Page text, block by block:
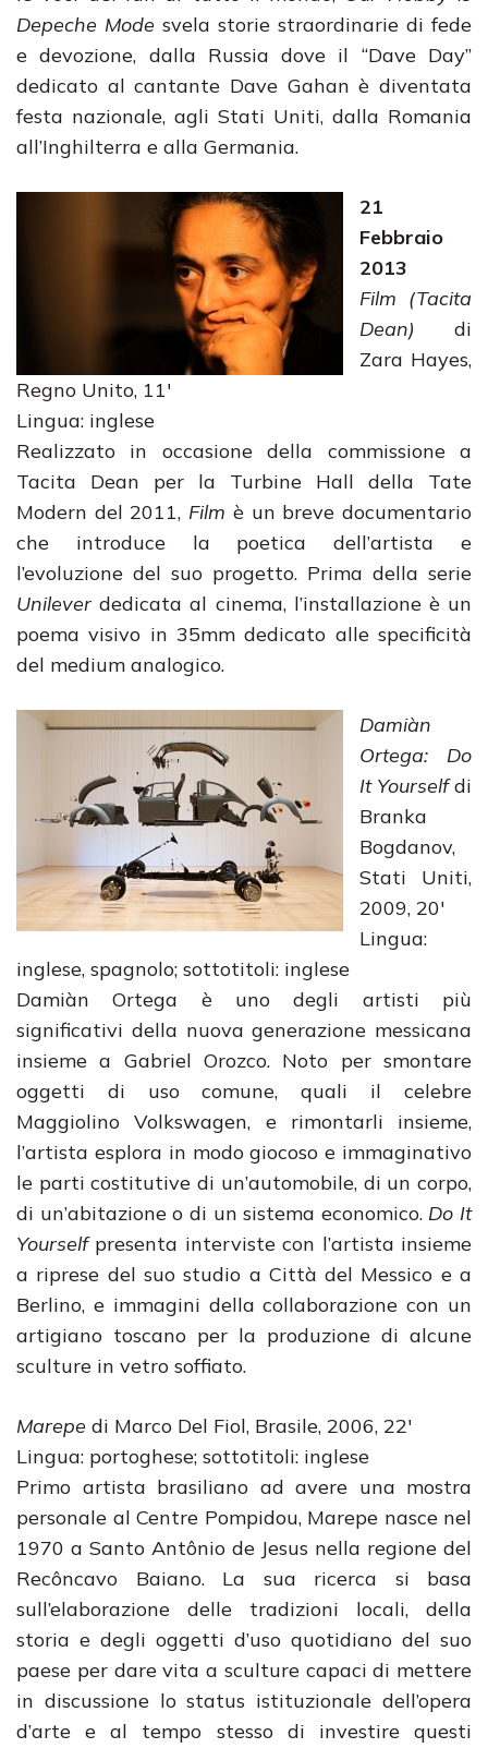
Depeche Mode svela storie straordinarie di fede
e devozione, dalla Russia dove il “Dave Day”
dedicato al cantante Dave Gahan è diventata
festa nazionale, agli Stati Uniti, dalla Romania
all’Inghilterra e alla Germania.
21
Febbraio
2013
Film (Tacita
Dean) di
Zara Hayes,
Regno Unito, 11′
Lingua: inglese
Realizzato in occasione della commissione a
Tacita Dean per la Turbine Hall della Tate
Modern del 2011, Film è un breve documentario
che introduce la poetica dell’artista e
l’evoluzione del suo progetto. Prima della serie
Unilever dedicata al cinema, l’installazione è un
poema visivo in 35mm dedicato alle specificità
del medium analogico.
Damiàn
Ortega: Do
It Yourselfdi
Branka
Bogdanov,
Stati Uniti,
2009, 20′
Lingua:
inglese, spagnolo; sottotitoli: inglese
Damiàn Ortega è uno degli artisti più
significativi della nuova generazione messicana
insieme a Gabriel Orozco. Noto per smontare
oggetti di uso comune, quali il celebre
Maggiolino Volkswagen, e rimontarli insieme,
l’artista esplora in modo giocoso e immaginativo
le parti costitutive di un’automobile, di un corpo,
di un’abitazione o di un sistema economico. Do It
Yourselfpresenta interviste con l’artista insieme
a riprese del suo studio a Città del Messico e a
Berlino, e immagini della collaborazione con un
artigiano toscano per la produzione di alcune
sculture in vetro soffiato.
Marepe di Marco Del Fiol, Brasile, 2006, 22′
Lingua: portoghese; sottotitoli: inglese
Primo artista brasiliano ad avere una mostra
personale al Centre Pompidou, Marepe nasce nel
1970 a Santo Antônio de Jesus nella regione del
Recôncavo Baiano. La sua ricerca si basa
sull’elaborazione delle tradizioni locali, della
storia e degli oggetti d’uso quotidiano del suo
paese per dare vita a sculture capaci di mettere
in discussione lo status istituzionale dell’opera
d’arte e al tempo stesso di investire questi